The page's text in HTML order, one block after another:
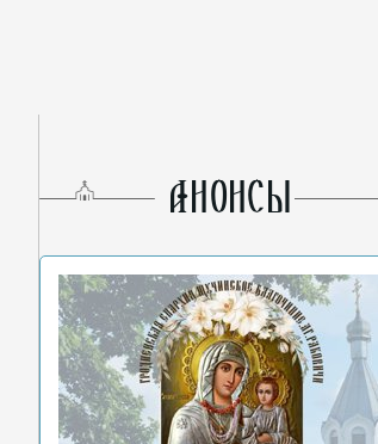
AНОНСЫ